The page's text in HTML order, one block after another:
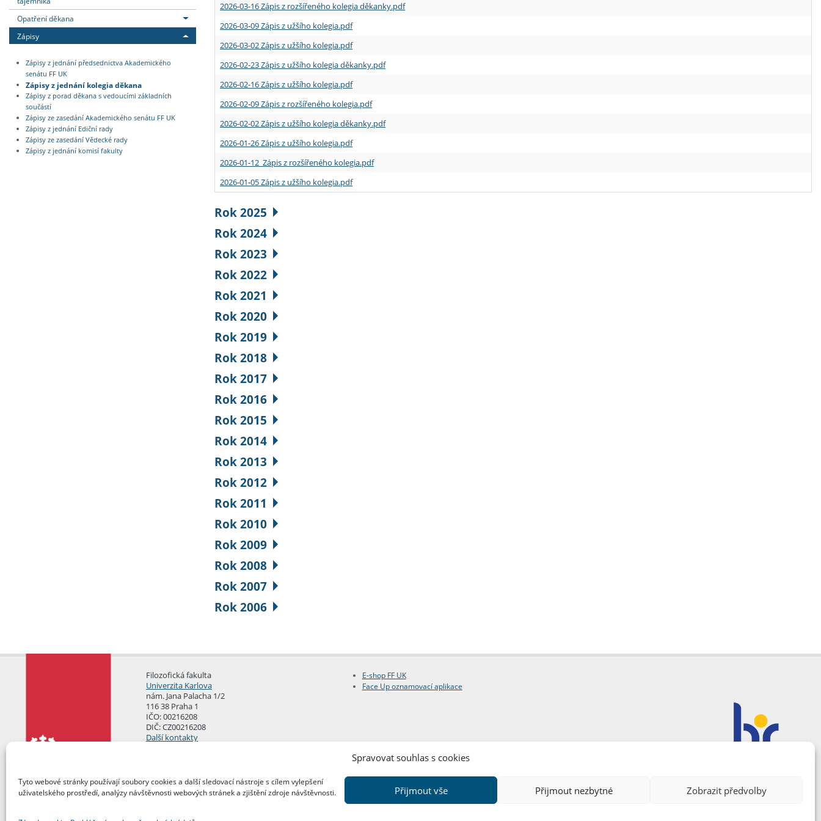
Spravovat souhlas s cookies
Tyto webové stránky používají soubory cookies a další sledovací nástroje s cílem vylepšení
uživatelského prostředí, analýzy návštěvnosti webových stránek a zjištění zdroje návštěvnosti.
Přijmout vše Přijmout nezbytné Zobrazit předvolby
Opatření děkana
Zápisy
Zápisy z jednání předsednictva Akademického
senátu FF UK
Zápisy z jednání kolegia děkana
Zápisy z porad děkana s vedoucími základních
součástí
Zápisy ze zasedání Akademického senátu FF UK
Zápisy z jednání Ediční rady
Zápisy ze zasedání Vědecké rady
Zápisy z jednání komisí fakulty
2026-03-16 Zápis z rozšířeného kolegia děkanky.pdf
2026-03-09 Zápis z užšího kolegia.pdf
2026-03-02 Zápis z užšího kolegia.pdf
2026-02-23 Zápis z užšího kolegia děkanky.pdf
2026-02-16 Zápis z užšího kolegia.pdf
2026-02-09 Zápis z rozšířeného kolegia.pdf
2026-02-02 Zápis z užšího kolegia děkanky.pdf
2026-01-26 Zápis z užšího kolegia.pdf
2026-01-12 Zápis z rozšířeného kolegia.pdf
2026-01-05 Zápis z užšího kolegia.pdf
Rok 2025
Rok 2024
Rok 2023
Rok 2022
Rok 2021
Rok 2020
Rok 2019
Rok 2018
Rok 2017
Rok 2016
Rok 2015
Rok 2014
Rok 2013
Rok 2012
Rok 2011
Rok 2010
Rok 2009
Rok 2008
Rok 2007
Rok 2006
Filozofická fakulta
Univerzita Karlova
nám. Jana Palacha 1/2
116 38 Praha 1
IČO: 00216208
DIČ: CZ00216208
Další kontakty
E-shop FF UK
Face Up oznamovací aplikace